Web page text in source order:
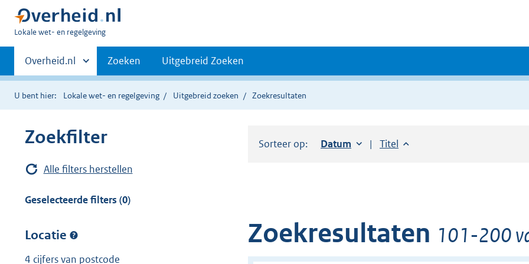
U
hier:
Lokale wet- en regelgeving
Primaire
navigatie
Andere
sites
binnen
Overheid.nl Zoeken Uitgebreid Zoeken
U bent hier: Lokale wet- en regelgeving Uitgebreid zoeken Zoekresultaten
Zoekfilter
Alle filters herstellen
Geselecteerde filters (0)
Locatie
4 cijfers van postcode
Sorteer op: Sorteer op:
Datum oplopendSorteer op:
Titel oplopend
Zoekresultaten 101-200